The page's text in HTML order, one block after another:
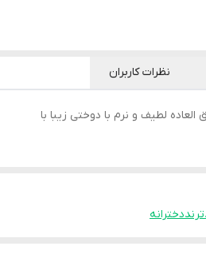
نظرات کاربران
لطیف و نرم با دوختی زیبا با
ترنددخترانه